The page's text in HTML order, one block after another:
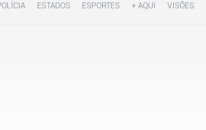
ESTADOS ESPORTES + AQUI VISÕES